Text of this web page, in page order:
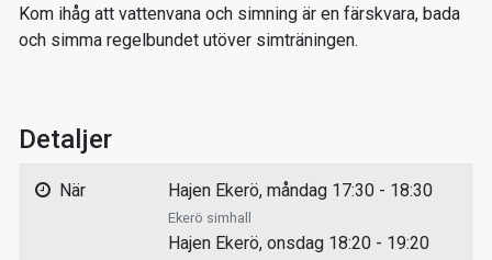
Kom ihåg att vattenvana och simning är en färskvara, bada
och simma regelbundet utöver simträningen.
Detaljer
När Hajen Ekerö, måndag 17:30 - 18:30
Ekerö simhall
Hajen Ekerö, onsdag 18:20 - 19:20